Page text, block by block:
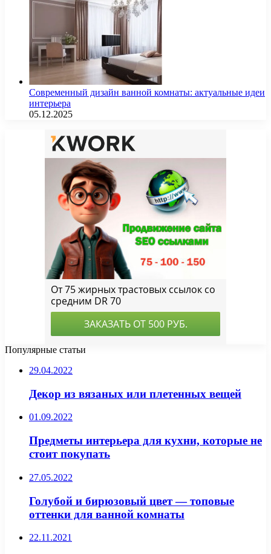
Современный дизайн ванной комнаты: актуальные идеи
интерьера
05.12.2025
Популярные статьи
29.04.2022
Декор из вязаных или плетенных вещей
01.09.2022
Предметы интерьера для кухни, которые не
стоит покупать
27.05.2022
Голубой и бирюзовый цвет — топовые
оттенки для ванной комнаты
22.11.2021